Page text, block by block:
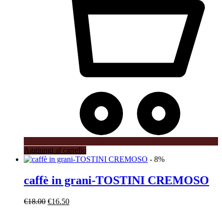
Aggiungi al carrello
- 8%
caffè in grani-TOSTINI CREMOSO
€18.00 Il
€16.50Il